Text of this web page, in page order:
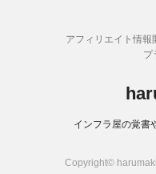
アフィリエイト情報
プ
インフラ屋の覚書
Copyright©